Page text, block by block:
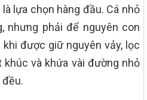
lựa chọn hàng đầu. Cá nhỏ
nhưng phải để nguyên con
được giữ nguyên vảy, lọc
và khứa vài đường nhỏ